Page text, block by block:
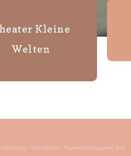
Kleine
Welten
- WordPress Theme by Kadence WP